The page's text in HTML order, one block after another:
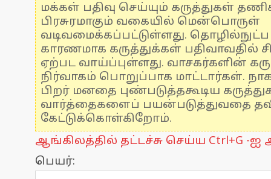
மக்கள் பதிவு செய்யும் கருத்துகள்
பிரசுரமாகும் வகையில் மென்பொருள்
வடிவமைக்கப்பட்டுள்ளது.
காரணமாக கருத்துக்கள் பதிவாவதில்
ஏற்பட வாய்ப்புள்ளது. வாசகர்களின்
நிர்வாகம் பொறுப்பாக மாட்டார்கள்.
பிறர் மனதை புண்படுத்தகூடிய
வார்த்தைகளைப் பயன்படுத்துவதை
கேட்டுக்கொள்கிறோம்.
ஆங்கிலத்தில் தட்டச்சு செய்ய Ctrl+G -ஐ
பெயர்: